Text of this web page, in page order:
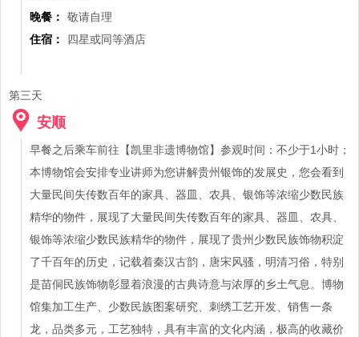
晚餐：
敬请自理
住宿：
四星或同等酒店
第三天
安顺
早餐之后乘车前往【凯里非遗博物馆】参观时间：不少于1小时；
本博物馆会安排专业讲师为您讲解贵州银饰的发展史，您会看到
大量民间失传数百年的家具、器皿、农具、银饰等浓缩少数民族
精华的物件，展现了大量民间失传数百年的家具、器皿、农具、
银饰等浓缩少数民族精华的物件，展现了贵州少数民族饰物积淀
了千百年的历史，记载着秦汉古韵，唐宋风骚，明清习俗，特别
是苗侗民族饰物彰显着浪漫的古典诗意与浓厚的乡土气息。博物
馆集加工生产、少数民族图案研究、刺绣工艺开发、销售一条
龙，品类多元，工艺独特，具有丰富的文化内涵，极高的收藏价